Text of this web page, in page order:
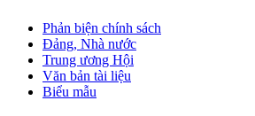
Phản biện chính sách
Đảng, Nhà nước
Trung ương Hội
Văn bản tài liệu
Biểu mẫu